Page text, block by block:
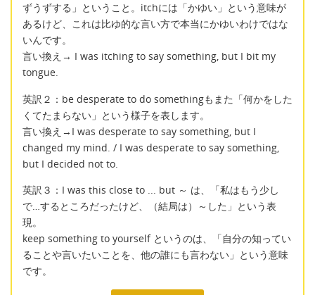
ずうずする」ということ。itchには「かゆい」という意味が
あるけど、これは比ゆ的な言い方で本当にかゆいわけではな
いんです。
言い換え→ I was itching to say something, but I bit my
tongue.
英訳２：be desperate to do somethingもまた「何かをした
くてたまらない」という様子を表します。
言い換え→I was desperate to say something, but I
changed my mind. / I was desperate to say something,
but I decided not to.
英訳３：I was this close to ... but ～ は、「私はもう少し
で…するところだったけど、（結局は）～した」という表
現。
keep something to yourself というのは、「自分の知ってい
ることや言いたいことを、他の誰にも言わない」という意味
です。